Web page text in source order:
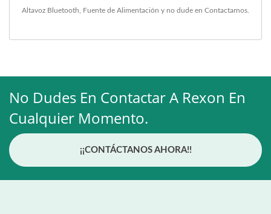
Altavoz Bluetooth Fuente de Alimentación y no dude en Contactarnos
No Dudes En Contactar A Rexon En
Cualquier Momento.
¡¡CONTÁCTANOS AHORA!!